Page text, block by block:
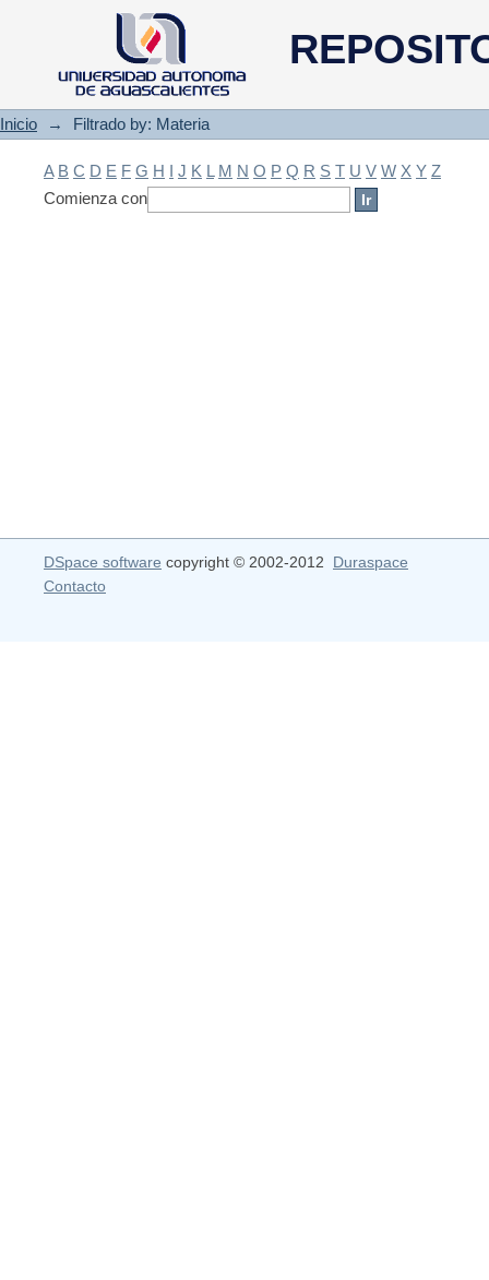
Filtrado by: Materia
Inicio → Filtrado by: Materia
A B C D E F G H I J K L M N O P Q R S T U V W X Y Z
Comienza con
DSpace software copyright © 2002-2012 Duraspace
Contacto